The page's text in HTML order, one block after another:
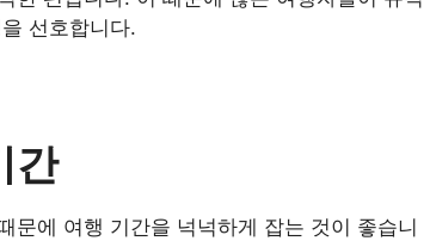
선호합니다.
간
문에 여행 기간을 넉넉하게 잡는 것이 좋습니